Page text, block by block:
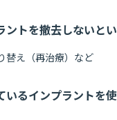
トを撤去しないとい
替え（再治療）など
いるインプラントを